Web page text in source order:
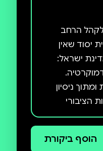
הרחב
יסוד שאין
ישראל:
ניסיון
הציבורי
נשיא בית
פרופ' אהרן
ההדדית
הוסף ביקורת